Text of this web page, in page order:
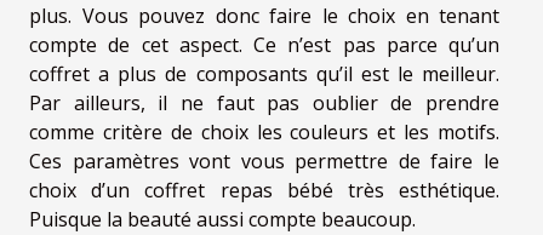
plus. Vous pouvez donc faire le choix en tenant
compte de cet aspect. Ce n’est pas parce qu’un
coffret a plus de composants qu’il est le meilleur.
Par ailleurs, il ne faut pas oublier de prendre
comme critère de choix les couleurs et les motifs.
Ces paramètres vont vous permettre de faire le
choix d’un coffret repas bébé très esthétique.
Puisque la beauté aussi compte beaucoup.